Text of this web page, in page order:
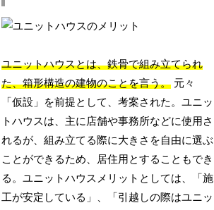
ユニットハウスとは、鉄骨で組み立てられ
た、箱形構造の建物のことを言う。 元々
「仮設」を前提として、考案された。ユニッ
トハウスは、主に店舗や事務所などに使用さ
れるが、組み立てる際に大きさを自由に選ぶ
ことができるため、居住用とすることもでき
る。ユニットハウスメリットとしては、「施
工が安定している」、「引越しの際はユニッ